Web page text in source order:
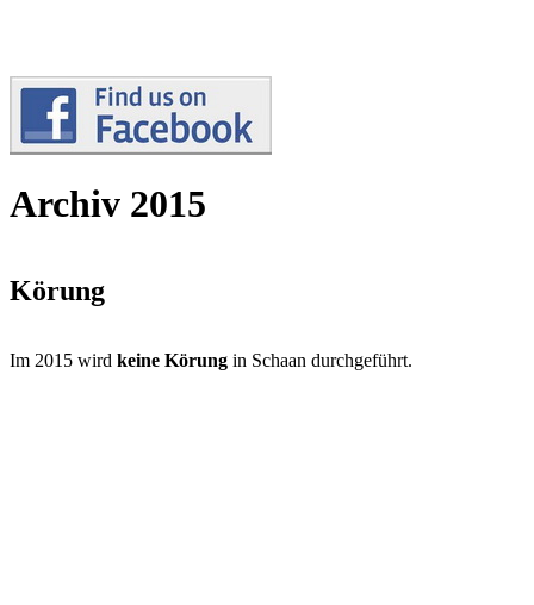
Archiv 2015
Körung
Im 2015 wird keine Körung in Schaan durchgeführt.